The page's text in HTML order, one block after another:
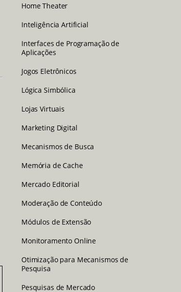
Home Theater
Inteligência Artificial
Interfaces de Programação de
Aplicações
Jogos Eletrônicos
Lógica Simbólica
Lojas Virtuais
Marketing Digital
Mecanismos de Busca
Memória de Cache
Mercado Editorial
Moderação de Conteúdo
Módulos de Extensão
Monitoramento Online
Otimização para Mecanismos de
Pesquisa
Pesquisas de Mercado